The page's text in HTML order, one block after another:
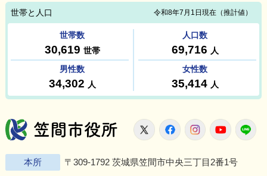
笠間市役所
X FacebookInstagram
本所 〒309-1792 茨城県笠間市中央三丁目2番1号